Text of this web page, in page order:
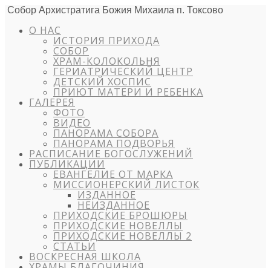
Собор Архистратига Божия Михаила п. Токсово
О НАС
ИСТОРИЯ ПРИХОДА
СОБОР
ХРАМ-КОЛОКОЛЬНЯ
ГЕРИАТРИЧЕСКИЙ ЦЕНТР
ДЕТСКИЙ ХОСПИС
ПРИЮТ МАТЕРИ И РЕБЕНКА
ГАЛЕРЕЯ
ФОТО
ВИДЕО
ПАНОРАМА СОБОРА
ПАНОРАМА ПОДВОРЬЯ
РАСПИСАНИЕ БОГОСЛУЖЕНИЙ
ПУБЛИКАЦИИ
ЕВАНГЕЛИЕ ОТ МАРКА
МИССИОНЕРСКИЙ ЛИСТОК
ИЗДАННОЕ
НЕИЗДАННОЕ
ПРИХОДСКИЕ БРОШЮРЫ
ПРИХОДСКИЕ НОВЕЛЛЫ
ПРИХОДСКИЕ НОВЕЛЛЫ 2
СТАТЬИ
ВОСКРЕСНАЯ ШКОЛА